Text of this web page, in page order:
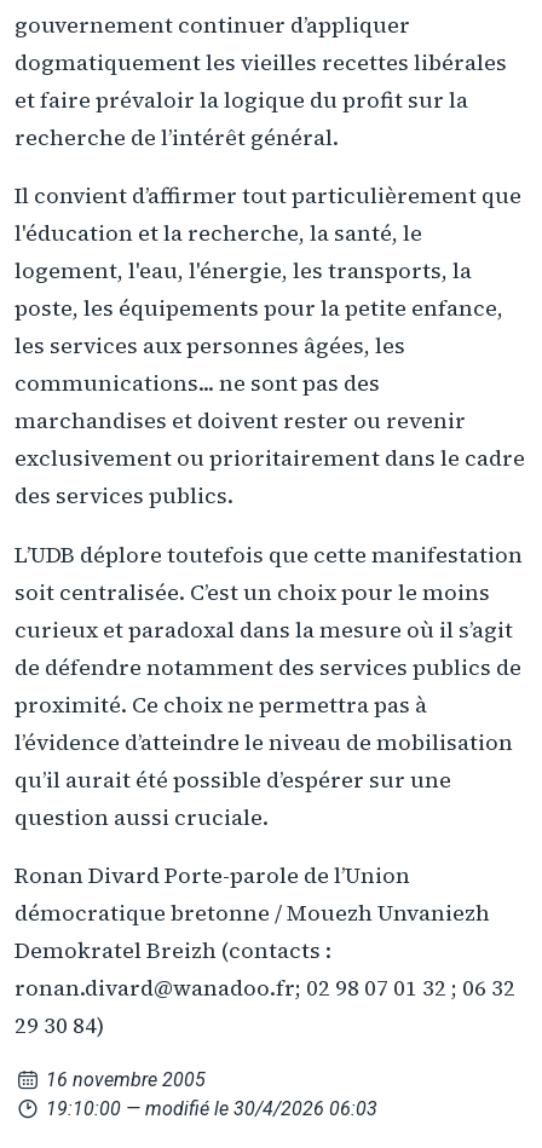
gouvernement continuer d’appliquer
dogmatiquement les vieilles recettes libérales
et faire prévaloir la logique du profit sur la
recherche de l’intérêt général.
Il convient d’affirmer tout particulièrement que
l'éducation et la recherche, la santé, le
logement, l'eau, l'énergie, les transports, la
poste, les équipements pour la petite enfance,
les services aux personnes âgées, les
communications... ne sont pas des
marchandises et doivent rester ou revenir
exclusivement ou prioritairement dans le cadre
des services publics.
L’UDB déplore toutefois que cette manifestation
soit centralisée. C’est un choix pour le moins
curieux et paradoxal dans la mesure où il s’agit
de défendre notamment des services publics de
proximité. Ce choix ne permettra pas à
l’évidence d’atteindre le niveau de mobilisation
qu’il aurait été possible d’espérer sur une
question aussi cruciale.
Ronan Divard Porte-parole de l’Union
démocratique bretonne / Mouezh Unvaniezh
Demokratel Breizh (contacts :
ronan.divard@wanadoo.fr; 02 98 07 01 32 ; 06 32
29 30 84)
16 novembre 2005
19:10:00 — modifié le 30/4/2026 06:03